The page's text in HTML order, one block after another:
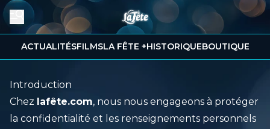
ACTUALITÉSFILMSLA FÊTE +HISTORIQUEBOUTIQUE
Introduction
Chez lafête.com, nous nous engageons à protéger
la confidentialité et les renseignements personnels